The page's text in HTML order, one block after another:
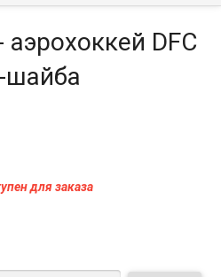
DFC
шайба
для заказа